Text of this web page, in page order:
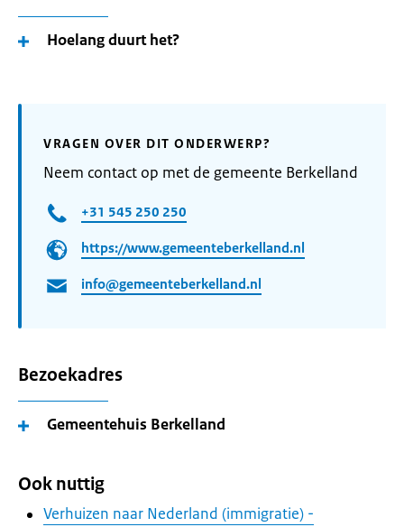
Hoelang duurt het?
VRAGEN OVER DIT ONDERWERP?
Neem contact op met de gemeente Berkelland
+31 545 250 250
https://www.gemeenteberkelland.nl
info@gemeenteberkelland.nl
Bezoekadres
Gemeentehuis Berkelland
Ook nuttig
Verhuizen naar Nederland (immigratie) -